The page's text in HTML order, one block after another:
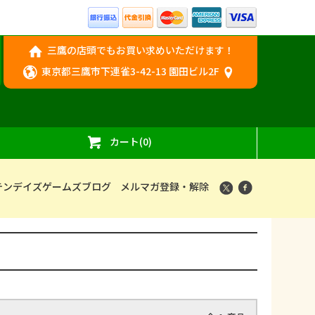
三鷹の店頭でもお買い求めいただけます！
東京都三鷹市下連雀3-42-13 園田ビル2F
カート(0)
ンデイズゲームズブログ メルマガ登録・解除